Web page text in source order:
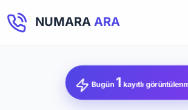
NUMARA ARA
Bugün 1 kayıtlı